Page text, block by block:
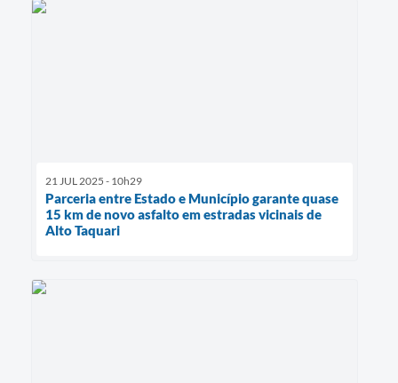
21 JUL 2025 - 10h29
Parceria entre Estado e Município garante quase
15 km de novo asfalto em estradas vicinais de
Alto Taquari